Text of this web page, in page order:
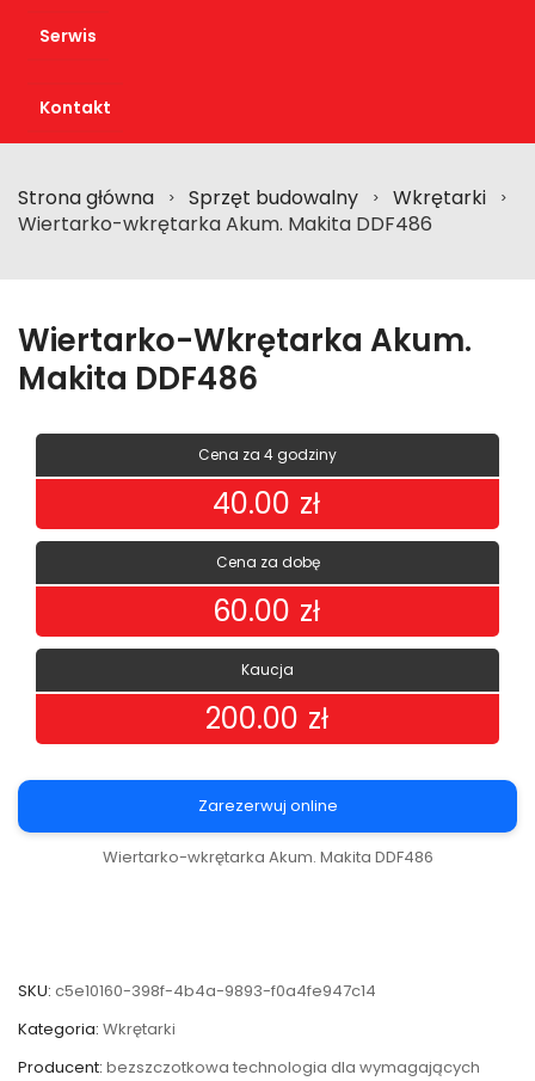
Serwis
Kontakt
Strona główna > Sprzęt budowalny > Wkrętarki >
Wiertarko-wkrętarka Akum. Makita DDF486
Wiertarko-Wkrętarka Akum.
Makita DDF486
Cena za 4 godziny
40.00 zł
Cena za dobę
60.00 zł
Kaucja
200.00 zł
Zarezerwuj online
Wiertarko-wkrętarka Akum. Makita DDF486
SKU: c5e10160-398f-4b4a-9893-f0a4fe947c14
Kategoria: Wkrętarki
Producent: bezszczotkowa technologia dla wymagających